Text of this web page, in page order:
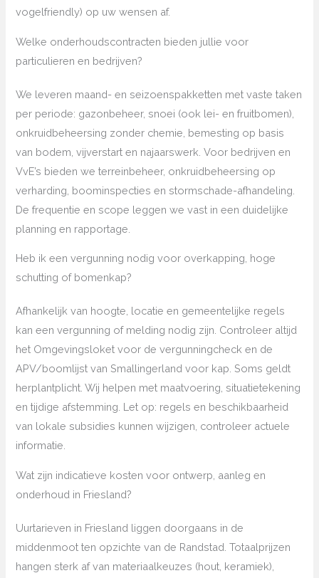
vogelfriendly) op uw wensen af.
Welke onderhoudscontracten bieden jullie voor
particulieren en bedrijven?
We leveren maand- en seizoenspakketten met vaste taken
per periode: gazonbeheer, snoei (ook lei- en fruitbomen),
onkruidbeheersing zonder chemie, bemesting op basis
van bodem, vijverstart en najaarswerk. Voor bedrijven en
VvE’s bieden we terreinbeheer, onkruidbeheersing op
verharding, boominspecties en stormschade-afhandeling.
De frequentie en scope leggen we vast in een duidelijke
planning en rapportage.
Heb ik een vergunning nodig voor overkapping, hoge
schutting of bomenkap?
Afhankelijk van hoogte, locatie en gemeentelijke regels
kan een vergunning of melding nodig zijn. Controleer altijd
het Omgevingsloket voor de vergunningcheck en de
APV/boomlijst van Smallingerland voor kap. Soms geldt
herplantplicht. Wij helpen met maatvoering, situatietekening
en tijdige afstemming. Let op: regels en beschikbaarheid
van lokale subsidies kunnen wijzigen, controleer actuele
informatie.
Wat zijn indicatieve kosten voor ontwerp, aanleg en
onderhoud in Friesland?
Uurtarieven in Friesland liggen doorgaans in de
middenmoot ten opzichte van de Randstad. Totaalprijzen
hangen sterk af van materiaalkeuzes (hout, keramiek),